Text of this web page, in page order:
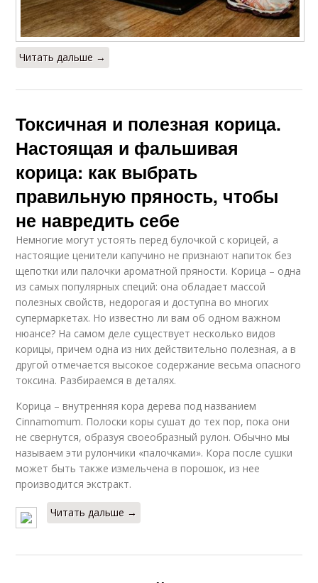
Читать дальше →
Токсичная и полезная корица.
Настоящая и фальшивая
корица: как выбрать
правильную пряность, чтобы
не навредить себе
Немногие могут устоять перед булочкой с корицей, а
настоящие ценители капучино не признают напиток без
щепотки или палочки ароматной пряности. Корица – одна
из самых популярных специй: она обладает массой
полезных свойств, недорогая и доступна во многих
супермаркетах. Но известно ли вам об одном важном
нюансе? На самом деле существует несколько видов
корицы, причем одна из них действительно полезная, а в
другой отмечается высокое содержание весьма опасного
токсина. Разбираемся в деталях.
Корица – внутренняя кора дерева под названием
Cinnamomum. Полоски коры сушат до тех пор, пока они
не свернутся, образуя своеобразный рулон. Обычно мы
называем эти рулончики «палочками». Кора после сушки
может быть также измельчена в порошок, из нее
производится экстракт.
Читать дальше →